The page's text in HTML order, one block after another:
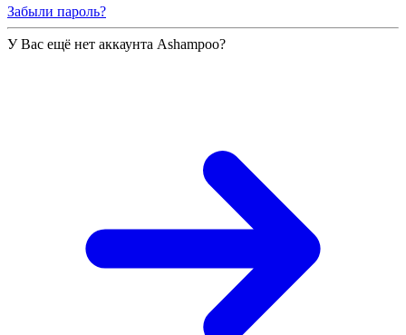
Забыли пароль?
У Вас ещё нет аккаунта Ashampoo?